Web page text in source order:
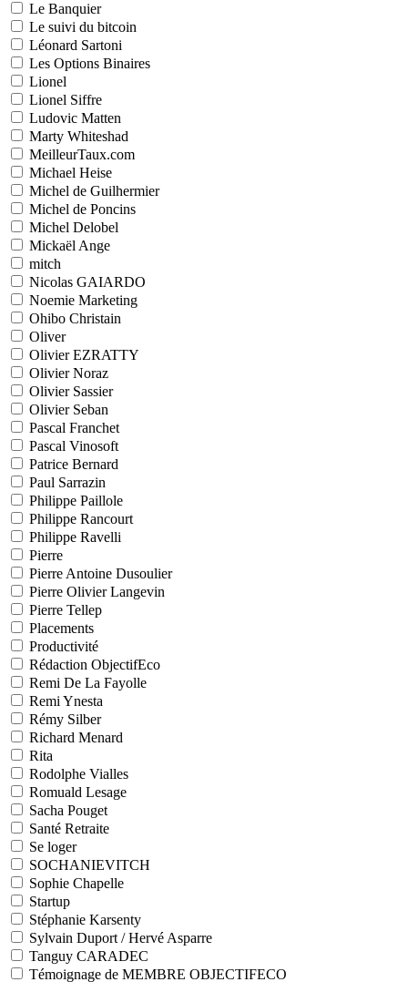
Le Banquier
Le suivi du bitcoin
Léonard Sartoni
Les Options Binaires
Lionel
Lionel Siffre
Ludovic Matten
Marty Whiteshad
MeilleurTaux.com
Michael Heise
Michel de Guilhermier
Michel de Poncins
Michel Delobel
Mickaël Ange
mitch
Nicolas GAIARDO
Noemie Marketing
Ohibo Christain
Oliver
Olivier EZRATTY
Olivier Noraz
Olivier Sassier
Olivier Seban
Pascal Franchet
Pascal Vinosoft
Patrice Bernard
Paul Sarrazin
Philippe Paillole
Philippe Rancourt
Philippe Ravelli
Pierre
Pierre Antoine Dusoulier
Pierre Olivier Langevin
Pierre Tellep
Placements
Productivité
Rédaction ObjectifEco
Remi De La Fayolle
Remi Ynesta
Rémy Silber
Richard Menard
Rita
Rodolphe Vialles
Romuald Lesage
Sacha Pouget
Santé Retraite
Se loger
SOCHANIEVITCH
Sophie Chapelle
Startup
Stéphanie Karsenty
Sylvain Duport / Hervé Asparre
Tanguy CARADEC
Témoignage de MEMBRE OBJECTIFECO